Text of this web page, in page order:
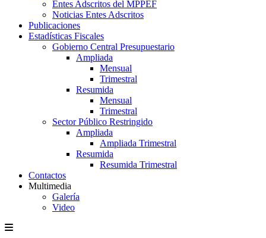
Entes Adscritos del MPPEF
Noticias Entes Adscritos
Publicaciones
Estadísticas Fiscales
Gobierno Central Presupuestario
Ampliada
Mensual
Trimestral
Resumida
Mensual
Trimestral
Sector Público Restringido
Ampliada
Ampliada Trimestral
Resumida
Resumida Trimestral
Contactos
Multimedia
Galería
Video